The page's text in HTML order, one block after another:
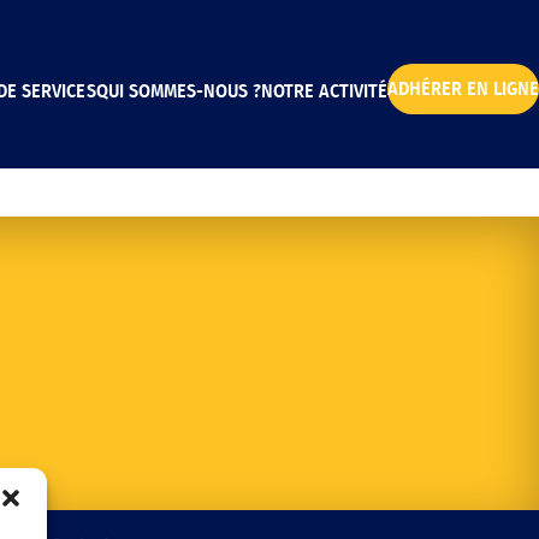
SERVICESQUI SOMMES-NOUS ?NOTRE ACTIVITÉADHÉRER EN LIGNE